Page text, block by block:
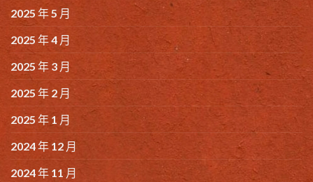
2025 年 5 月
2025 年 4 月
2025 年 3 月
2025 年 2 月
2025 年 1 月
2024 年 12 月
2024 年 11 月